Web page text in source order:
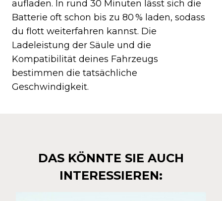
aufladen. In rund 30 Minuten lässt sich die
Batterie oft schon bis zu 80 % laden, sodass
du flott weiterfahren kannst. Die
Ladeleistung der Säule und die
Kompatibilität deines Fahrzeugs
bestimmen die tatsächliche
Geschwindigkeit.
DAS KÖNNTE SIE AUCH
INTERESSIEREN: